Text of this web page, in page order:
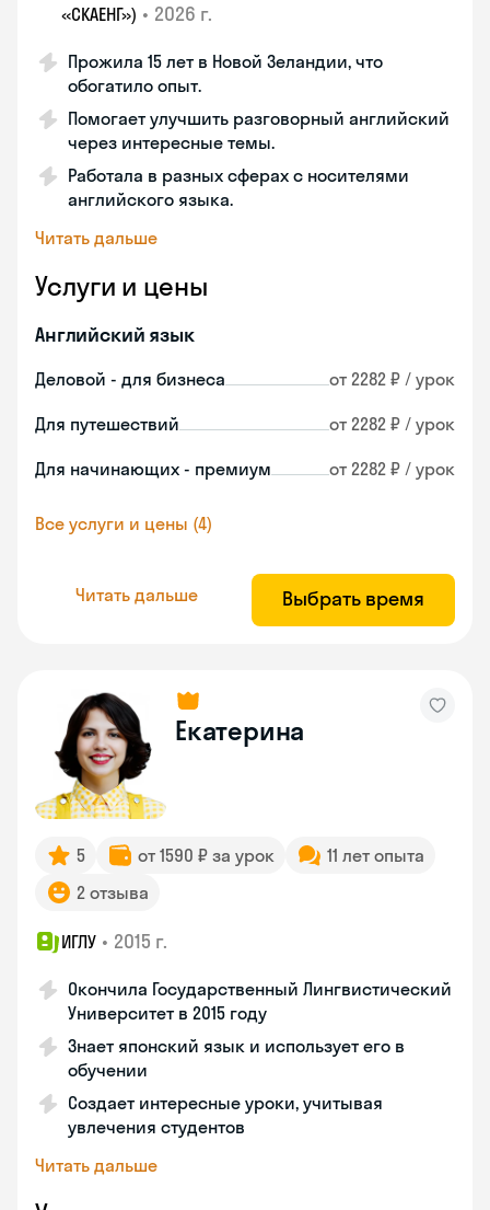
«СКАЕНГ») • 2026 г.
Прожила 15 лет в Новой Зеландии, что
обогатило опыт.
Помогает улучшить разговорный английский
через интересные темы.
Работала в разных сферах с носителями
английского языка.
Читать дальше
Услуги и цены
Английский язык
Деловой - для бизнеса от 2282 ₽ / урок
Для путешествий от 2282 ₽ / урок
Для начинающих - премиум от 2282 ₽ / урок
Все услуги и цены (4)
Читать дальше Выбрать время
Екатерина
5 от 1590 ₽ за урок
11 лет опыта
2 отзыва
ИГЛУ • 2015 г.
Окончила Государственный Лингвистический
Университет в 2015 году
Знает японский язык и использует его в
обучении
Создает интересные уроки, учитывая
увлечения студентов
Читать дальше